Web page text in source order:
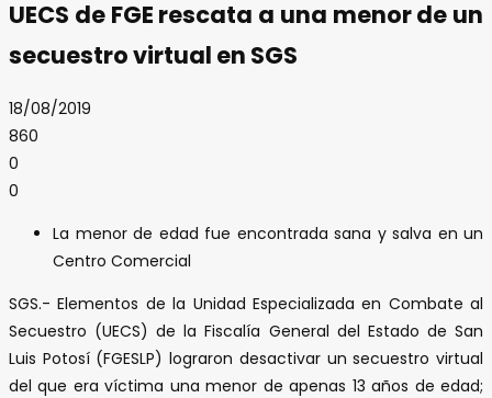
UECS de FGE rescata a una menor de un
secuestro virtual en SGS
18/08/2019
860
0
0
La menor de edad fue encontrada sana y salva en un
Centro Comercial
SGS.- Elementos de la Unidad Especializada en Combate al
Secuestro (UECS) de la Fiscalía General del Estado de San
Luis Potosí (FGESLP) lograron desactivar un secuestro virtual
del que era víctima una menor de apenas 13 años de edad;